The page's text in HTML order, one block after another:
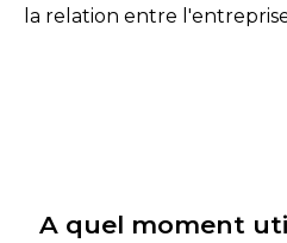
la relation entre
A quel moment